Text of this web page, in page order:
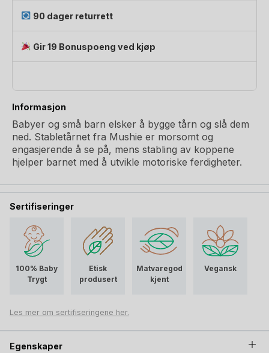
90 dager returrett
Gir 19 Bonuspoeng ved kjøp
Informasjon
Babyer og små barn elsker å bygge tårn og slå dem
ned. Stabletårnet fra Mushie er morsomt og
engasjerende å se på, mens stabling av koppene
hjelper barnet med å utvikle motoriske ferdigheter.
Sertifiseringer
100% Baby
Trygt
Etisk
produsert
Matvaregod
kjent
Vegansk
Les mer om sertifiseringene her.
Egenskaper